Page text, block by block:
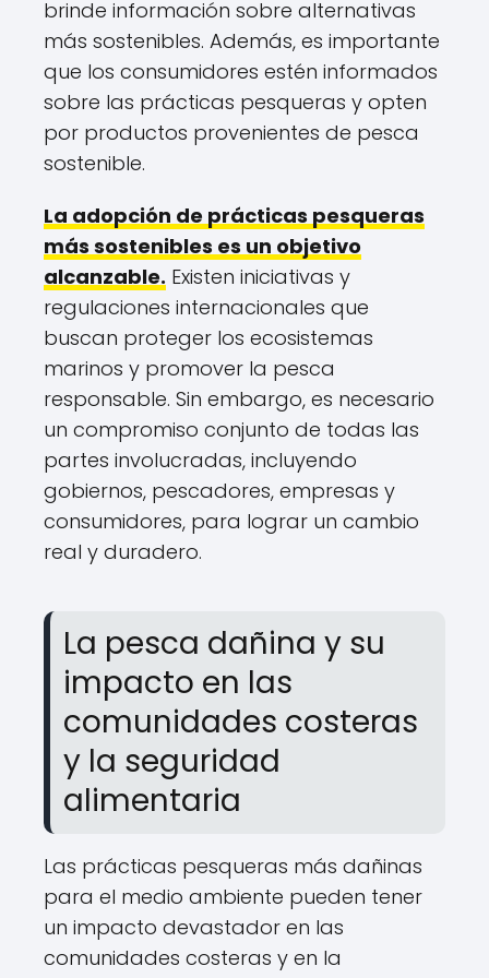
brinde información sobre alternativas
más sostenibles. Además, es importante
que los consumidores estén informados
sobre las prácticas pesqueras y opten
por productos provenientes de pesca
sostenible.
La adopción de prácticas pesqueras
más sostenibles es un objetivo
alcanzable. Existen iniciativas y
regulaciones internacionales que
buscan proteger los ecosistemas
marinos y promover la pesca
responsable. Sin embargo, es necesario
un compromiso conjunto de todas las
partes involucradas, incluyendo
gobiernos, pescadores, empresas y
consumidores, para lograr un cambio
real y duradero.
La pesca dañina y su
impacto en las
comunidades costeras
y la seguridad
alimentaria
Las prácticas pesqueras más dañinas
para el medio ambiente pueden tener
un impacto devastador en las
comunidades costeras y en la